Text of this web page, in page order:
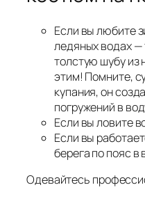
Если вы любите
ледяных водах —
толстую шубу из
этим! Помните,
купания, он
погружений в
Если вы ловите
Если вы
берега по пояс в
Одевайтесь